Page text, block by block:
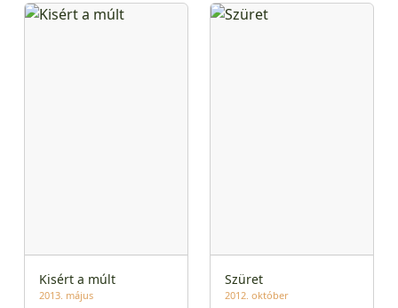
Kisért a múlt
2013. május
Szüret
2012. október